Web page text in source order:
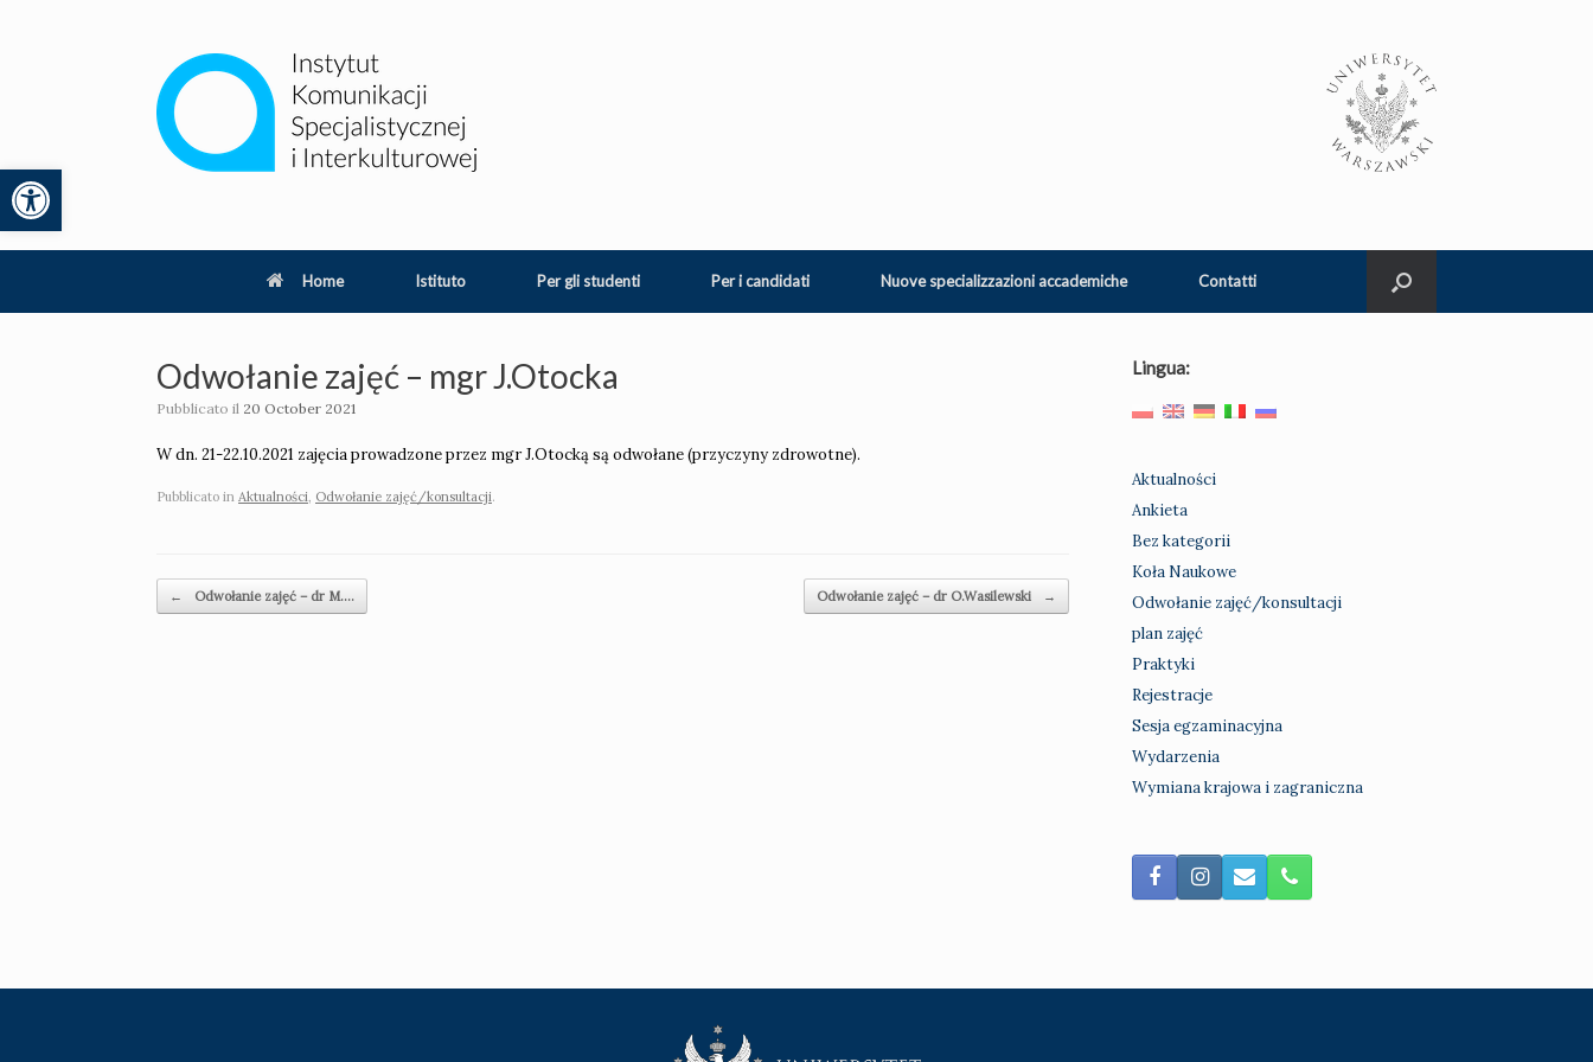
Apri la barra degli strumenti
Home Istituto Per gli studenti Per i candidati Nuove specializzazioni accademiche Contatti
Odwołanie zajęć – mgr J.Otocka
Pubblicato il 20 October 2021
W dn. 21-22.10.2021 zajęcia prowadzone przez mgr J.Otocką są odwołane (przyczyny zdrowotne).
Pubblicato in Aktualności Odwołanie zajęć/konsultacji.
Navigazione articolo
← Odwołanie zajęć – dr M.… Odwołanie zajęć – dr O.Wasilewski →
Lingua:
Aktualności
Ankieta
Bez kategorii
Koła Naukowe
Odwołanie zajęć/konsultacji
plan zajęć
Praktyki
Rejestracje
Sesja egzaminacyjna
Wydarzenia
Wymiana krajowa i zagraniczna